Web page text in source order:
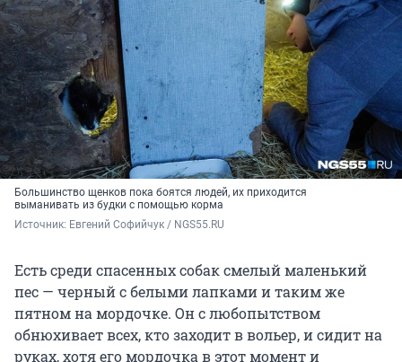
Большинство щенков пока боятся людей, их приходится
выманивать из будки с помощью корма
Источник: Евгений Софийчук / NGS55.RU
Есть среди спасенных собак смелый маленький
пес — черный с белыми лапками и таким же
пятном на мордочке. Он с любопытством
обнюхивает всех, кто заходит в вольер, и сидит на
руках, хотя его мордочка в этот момент и